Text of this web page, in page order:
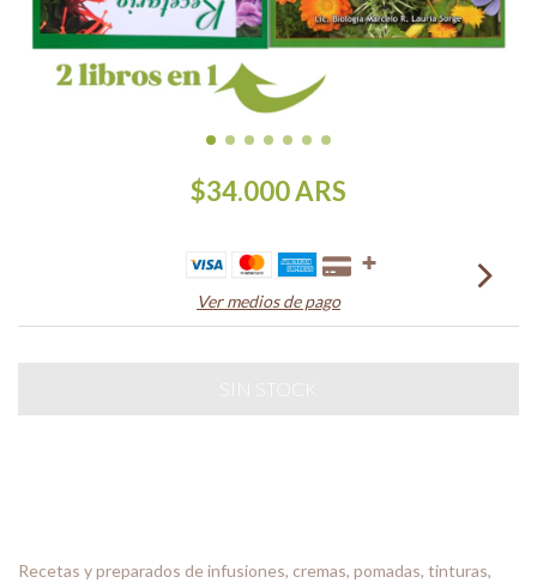
$34.000ARS
Ver medios de pago
Recetas y preparados de infusiones, cremas, pomadas, tinturas,